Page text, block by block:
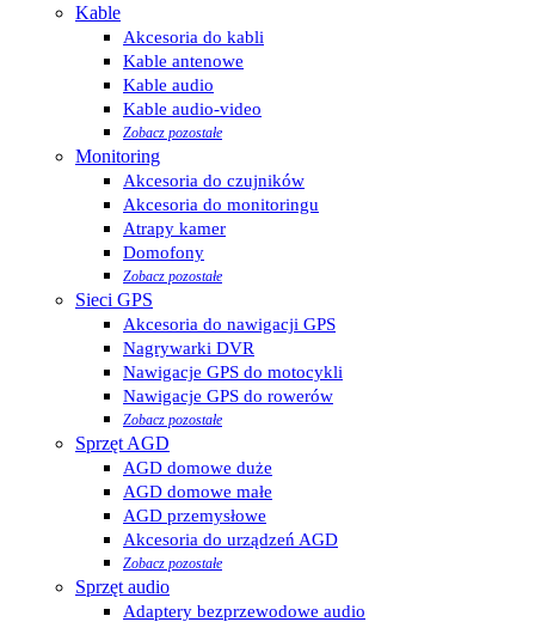
Kable
Akcesoria do kabli
Kable antenowe
Kable audio
Kable audio-video
Zobacz pozostałe
Monitoring
Akcesoria do czujników
Akcesoria do monitoringu
Atrapy kamer
Domofony
Zobacz pozostałe
Sieci GPS
Akcesoria do nawigacji GPS
Nagrywarki DVR
Nawigacje GPS do motocykli
Nawigacje GPS do rowerów
Zobacz pozostałe
Sprzęt AGD
AGD domowe duże
AGD domowe małe
AGD przemysłowe
Akcesoria do urządzeń AGD
Zobacz pozostałe
Sprzęt audio
Adaptery bezprzewodowe audio